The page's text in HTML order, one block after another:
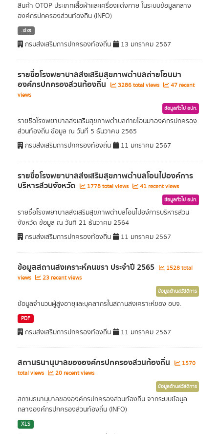
สินค้า OTOP ประเภทเสื้อผ้าและเครื่องแต่งกาย ในระบบข้อมูลกลาง
องค์กรปกครองส่วนท้องถิ่น (INFO)
.xlxs
กรมส่งเสริมการปกครองท้องถิ่น 13 มกราคม 2567
รายชื่อโรงพยาบาลส่งเสริมสุขภาพตำบลถ่ายโอนมา
องค์กรปกครองส่วนท้องถิ่น 3286 total views
47 recent
views
ข้อมูลทั่วไป อปท.
รายชื่อโรงพยาบาลส่งเสริมสุขภาพตำบลถ่ายโอนมาองค์กรปกครอง
ส่วนท้องถิ่น ข้อมูล ณ วันที่ 5 ธันวาคม 2565
กรมส่งเสริมการปกครองท้องถิ่น
11 มกราคม 2567
รายชื่อโรงพยาบาลส่งเสริมสุขภาพตำบลโอนไปองค์การ
บริหารส่วนจังหวัด 1778 total views 41 recent views
ข้อมูลทั่วไป อปท.
รายชื่อโรงพยาบาลส่งเสริมสุขภาพตำบลโอนไปอง์การบริหารส่วน
จังหวัด ข้อมูล ณ วันที่ 21 ธันวาคม 2564
กรมส่งเสริมการปกครองท้องถิ่น
11 มกราคม 2567
ข้อมูลสถานสงเคราะห์คนชรา ประจำปี 2565
1528 total
views
23 recent views
ข้อมูลด้านสวัสดิการ
ข้อมูลจำนวนผู้สูงอายุและบุคลากรในสถานสงเคราะห์ของ อบจ.
PDF
กรมส่งเสริมการปกครองท้องถิ่น 11 มกราคม 2567
สถานธนานุบาลขององค์กรปกครองส่วนท้องถิ่น
1570
total views
20 recent views
ข้อมูลด้านสวัสดิการ
สถานธนานุบาลขององค์กรปกครองส่วนท้องถิ่น จากระบบข้อมูล
กลางองค์กรปกครองส่วนท้องถิ่น (INFO)
XLS